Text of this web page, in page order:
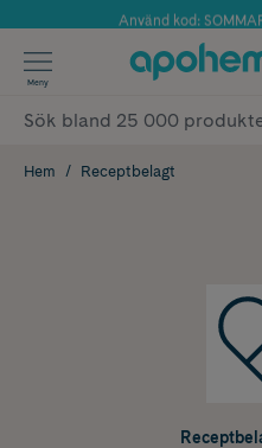
Årets Butik
Använd kod:
✓
✓ Poäng
Meny
Hem Receptbelagt